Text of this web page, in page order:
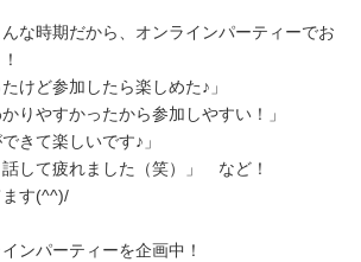
な時期だから、オンラインパーティーでお
けど参加したら楽しめた♪」
りやすかったから参加しやすい！」
きて楽しいです♪」
話して疲れました（笑）」 など！
す(^^)/
ンパーティーを企画中！